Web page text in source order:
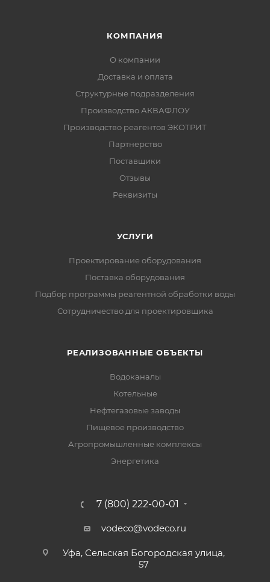
КОМПАНИЯ
О компании
Доставка и оплата
Структурные подразделения
Производство АКВАФЛОУ
Производство реагентов ЭКОТРИТ
Партнерство
Поставщики
Отзывы
Реквизиты
УСЛУГИ
Проектирование оборудования
Поставка оборудования
Подбор программы реагентной обработки воды
Сотрудничество для проектировщика
РЕАЛИЗОВАННЫЕ ОБЪЕКТЫ
Водоканалы
Котельные
Нефтегазовые заводы
Пищевое производство
Агропромышленные комплексы
Энергетика
7 (800) 222-00-01
vodeco@vodeco.ru
Уфа, Сельская Богородская улица,
57